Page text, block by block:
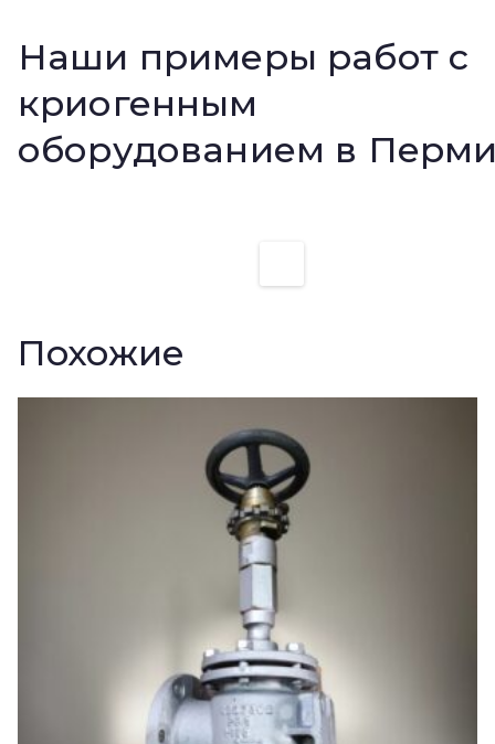
Наши примеры работ с
криогенным
оборудованием в
Похожие